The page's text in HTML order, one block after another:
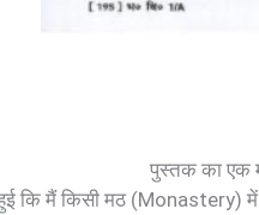
पुस्तक का एक
हुई कि मैं किसी मठ (Monastery)